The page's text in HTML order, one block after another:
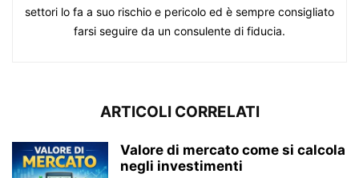
settori lo fa a suo rischio e pericolo ed è sempre consigliato
farsi seguire da un consulente di fiducia.
ARTICOLI CORRELATI
Valore di mercato come si calcola
negli investimenti